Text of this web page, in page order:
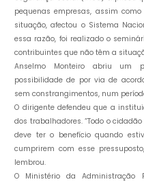
pequenas empresas, assim
situação, afectou o Sistema
essa razão, foi realizado o
contribuintes que não têm a
Anselmo Monteiro abriu um
possibilidade de por via de
sem constrangimentos, num
O dirigente defendeu que a
dos trabalhadores. “Todo o
deve ter o benefício quando
cumprirem com esse
lembrou.
O Ministério da Administração